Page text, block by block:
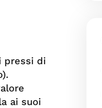
pressi di
ai suoi